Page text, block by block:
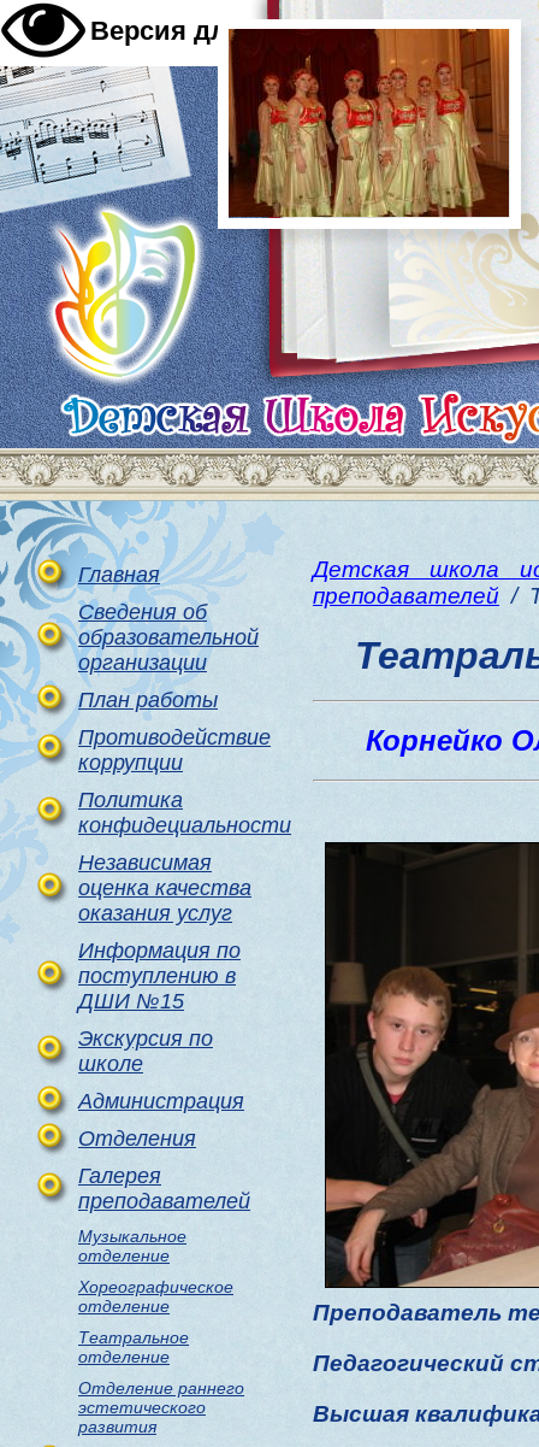
Версия для слабовидящих A A A
Главная
Сведения об
образовательной
организации
План работы
Противодействие
коррупции
Политика
конфидециальности
Независимая
оценка качества
оказания услуг
Информация по
поступлению в
ДШИ №15
Экскурсия по
школе
Администрация
Отделения
Галерея
преподавателей
Музыкальное
отделение
Хореографическое
отделение
Театральное
отделение
Отделение раннего
эстетического
развития
Детская школа
преподавателей /
Корнейко
Преподаватель
Педагогический
Высшая